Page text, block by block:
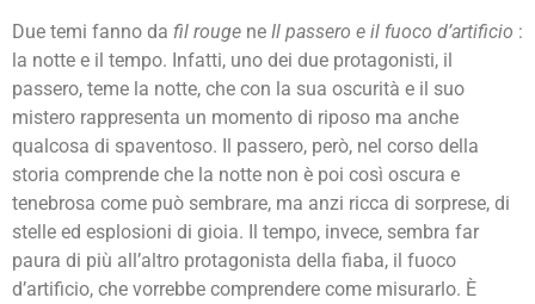
Due temi fanno da fil rouge ne Il passero e il fuoco d’artificio :
la notte e il tempo. Infatti, uno dei due protagonisti, il
passero, teme la notte, che con la sua oscurità e il suo
mistero rappresenta un momento di riposo ma anche
qualcosa di spaventoso. Il passero, però, nel corso della
storia comprende che la notte non è poi così oscura e
tenebrosa come può sembrare, ma anzi ricca di sorprese, di
stelle ed esplosioni di gioia. Il tempo, invece, sembra far
paura di più all’altro protagonista della fiaba, il fuoco
d’artificio, che vorrebbe comprendere come misurarlo. È